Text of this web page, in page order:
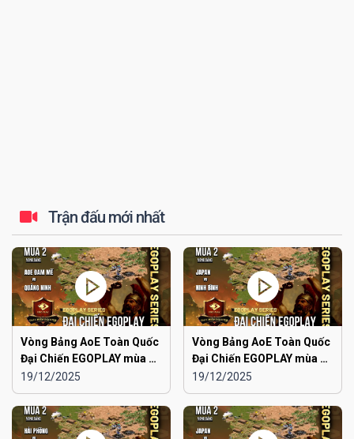
Trận đấu mới nhất
Vòng Bảng AoE Toàn Quốc
Đại Chiến EGOPLAY mùa 2 |
Aoe Đam Mê vs Quảng
Ninh
19/12/2025
Vòng Bảng AoE Toàn Quốc
Đại Chiến EGOPLAY mùa 2 |
Japan vs Ninh Bình
19/12/2025